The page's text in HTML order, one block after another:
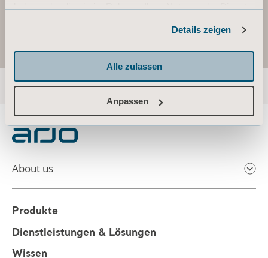
Details zeigen
Alle zulassen
Anpassen
Independent in relation to the company and
About us
Produkte
Dienstleistungen & Lösungen
Wissen